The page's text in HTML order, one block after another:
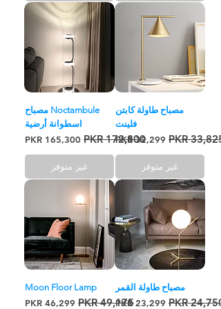
مصباح طاولة كابتن
فلينت
سعر عادي سعر البيع
غير متوفر
Noctambule مصباح
اسطوانة أرضية
سعر عادي سعر البيع
غير متوفر
مصباح طاولة القمر
سعر عادي سعر البيع
Moon Floor Lamp
سعر عادي سعر البيع